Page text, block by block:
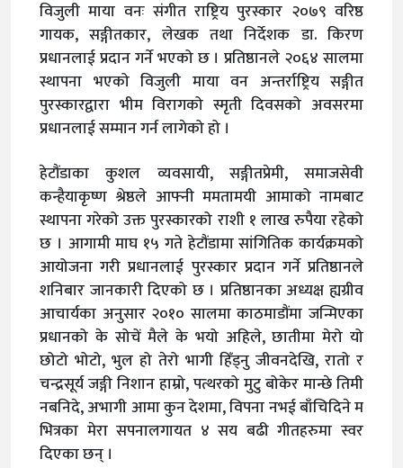
विजुली माया वनः संगीत राष्ट्रिय पुरस्कार २०७९ वरिष्ठ
गायक, सङ्गीतकार, लेखक तथा निर्देशक डा. किरण
प्रधानलाई प्रदान गर्ने भएको छ । प्रतिष्ठानले २०६४ सालमा
स्थापना भएको विजुली माया वन अन्तर्राष्ट्रिय सङ्गीत
पुरस्कारद्वारा भीम विरागको स्मृती दिवसको अवसरमा
प्रधानलाई सम्मान गर्न लागेको हो ।
हेटौंडाका कुशल व्यवसायी, सङ्गीतप्रेमी, समाजसेवी
कन्हैयाकृष्ण श्रेष्ठले आफ्नी ममतामयी आमाको नामबाट
स्थापना गरेको उक्त पुरस्कारको राशी १ लाख रुपैया रहेको
छ । आगामी माघ १५ गते हेटौंडामा सांगितिक कार्यक्रमको
आयोजना गरी प्रधानलाई पुरस्कार प्रदान गर्ने प्रतिष्ठानले
शनिबार जानकारी दिएको छ । प्रतिष्ठानका अध्यक्ष ह्यग्रीव
आचार्यका अनुसार २०१० सालमा काठमाडौंमा जन्मिएका
प्रधानको के सोचें मैले के भयो अहिले, छातीमा मेरो यो
छोटो भोटो, भुल हो तेरो भागी हिँड्नु जीवनदेखि, रातो र
चन्द्रसूर्य जङ्गी निशान हाम्रो, पत्थरको मुटु बोकेर मान्छे तिमी
नबनिदे, अभागी आमा कुन देशमा, विपना नभई बाँचिदिने म
भित्रका मेरा सपनालगायत ४ सय बढी गीतहरुमा स्वर
दिएका छन् ।